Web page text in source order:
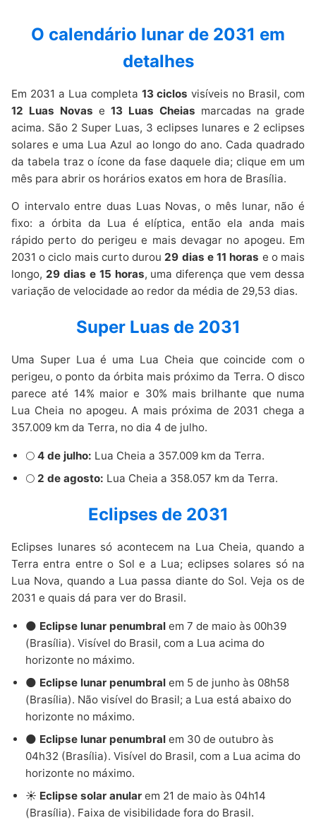
O calendário lunar de 2031 em
detalhes
Em 2031 a Lua completa 13 ciclos visíveis no Brasil, com
12 Luas Novas e 13 Luas Cheias marcadas na grade
acima. São 2 Super Luas, 3 eclipses lunares e 2 eclipses
solares e uma Lua Azul ao longo do ano. Cada quadrado
da tabela traz o ícone da fase daquele dia; clique em um
mês para abrir os horários exatos em hora de Brasília.
O intervalo entre duas Luas Novas, o mês lunar, não é
fixo: a órbita da Lua é elíptica, então ela anda mais
rápido perto do perigeu e mais devagar no apogeu. Em
2031 o ciclo mais curto durou 29 dias e 11 horas e o mais
longo, 29 dias e 15 horas, uma diferença que vem dessa
variação de velocidade ao redor da média de 29,53 dias.
Super Luas de 2031
Uma Super Lua é uma Lua Cheia que coincide com o
perigeu, o ponto da órbita mais próximo da Terra. O disco
parece até 14% maior e 30% mais brilhante que numa
Lua Cheia no apogeu. A mais próxima de 2031 chega a
357.009 km da Terra, no dia 4 de julho.
🌕 4 de julho: Lua Cheia a 357.009 km da Terra.
🌕 2 de agosto: Lua Cheia a 358.057 km da Terra.
Eclipses de 2031
Eclipses lunares só acontecem na Lua Cheia, quando a
Terra entra entre o Sol e a Lua; eclipses solares só na
Lua Nova, quando a Lua passa diante do Sol. Veja os de
2031 e quais dá para ver do Brasil.
🌑 Eclipse lunar penumbral em 7 de maio às 00h39
(Brasília). Visível do Brasil, com a Lua acima do
horizonte no máximo.
🌑 Eclipse lunar penumbral em 5 de junho às 08h58
(Brasília). Não visível do Brasil; a Lua está abaixo do
horizonte no máximo.
🌑 Eclipse lunar penumbral em 30 de outubro às
04h32 (Brasília). Visível do Brasil, com a Lua acima do
horizonte no máximo.
☀️ Eclipse solar anular em 21 de maio às 04h14
(Brasília). Faixa de visibilidade fora do Brasil.